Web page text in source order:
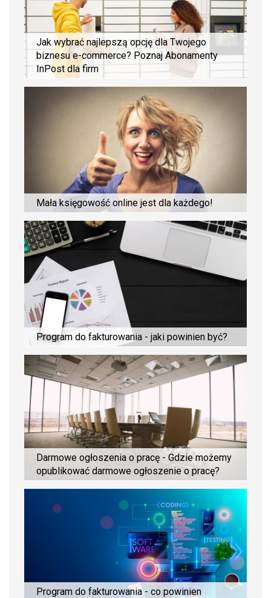
Jak wybrać najlepszą opcję dla Twojego
biznesu e-commerce? Poznaj Abonamenty
InPost dla firm
Mała księgowość online jest dla każdego!
Program do fakturowania - jaki powinien być?
Darmowe ogłoszenia o pracę - Gdzie możemy
opublikować darmowe ogłoszenie o pracę?
Program do fakturowania - co powinien